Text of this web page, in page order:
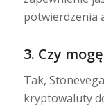
potwierdzenia
3. Czy
Tak,
kryptowaluty